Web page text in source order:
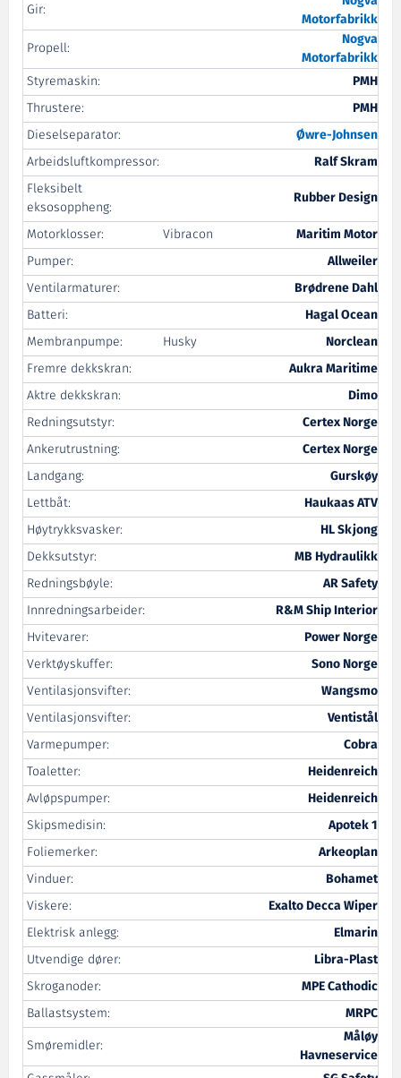
Gir:
Motorfabrikk
Propell:
Nogva
Motorfabrikk
Styremaskin:
PMH
Thrustere:
PMH
Dieselseparator:
Øwre-Johnsen
Arbeidsluftkompressor:
Ralf Skram
Fleksibelt
eksosoppheng:
Rubber Design
Motorklosser:
Vibracon
Maritim Motor
Pumper:
Allweiler
Ventilarmaturer:
Brødrene Dahl
Batteri:
Hagal Ocean
Membranpumpe:
Husky
Norclean
Fremre dekkskran:
Aukra Maritime
Aktre dekkskran:
Dimo
Redningsutstyr:
Certex Norge
Ankerutrustning:
Certex Norge
Landgang:
Gurskøy
Lettbåt:
Haukaas ATV
Høytrykksvasker:
HL Skjong
Dekksutstyr:
MB Hydraulikk
Redningsbøyle:
AR Safety
Innredningsarbeider:
R&M Ship Interior
Hvitevarer:
Power Norge
Verktøyskuffer:
Sono Norge
Ventilasjonsvifter:
Wangsmo
Ventilasjonsvifter:
Ventistål
Varmepumper:
Cobra
Toaletter:
Heidenreich
Avløpspumper:
Heidenreich
Skipsmedisin:
Apotek 1
Foliemerker:
Arkeoplan
Vinduer:
Bohamet
Viskere:
Exalto Decca Wiper
Elektrisk anlegg:
Elmarin
Utvendige dører:
Libra-Plast
Skroganoder:
MPE Cathodic
Ballastsystem:
MRPC
Smøremidler:
Måløy
Havneservice